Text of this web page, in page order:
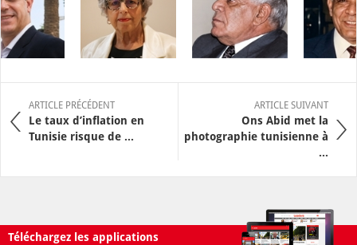
ARTICLE PRÉCÉDENT
Le taux d’inflation en
Tunisie risque de ...
ARTICLE SUIVANT
Ons Abid met la
photographie tunisienne à
...
Téléchargez les applications